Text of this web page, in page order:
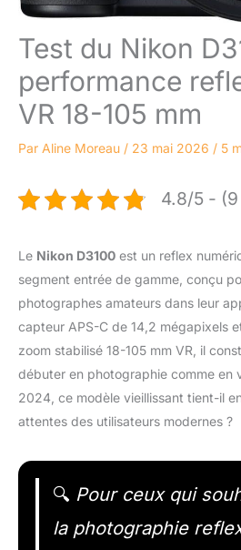
Test du Nikon
performance
VR 18-105 mm
Par Aline Moreau / 23 mai 2026 / 5
4.8/5 -
Le Nikon D3100 est un reflex
segment entrée de gamme, conçu
photographes amateurs dans leur
capteur APS-C de 14,2 mégapixels
zoom stabilisé 18-105 mm VR, il
débuter en photographie comme en
2024, ce modèle vieillissant tient-il
attentes des utilisateurs modernes ?
🔍 Pour ceux qui
la photographie